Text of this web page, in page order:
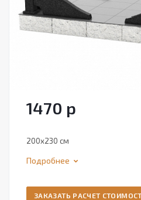
1470 р
200х230 см
Подробнее
ЗАКАЗАТЬ РАСЧЕТ